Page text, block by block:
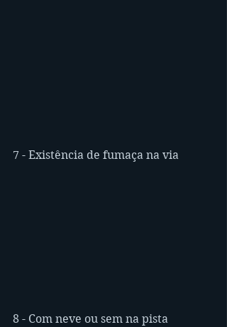
7 - Existência de fumaça na via
8 - Com neve ou sem na pista